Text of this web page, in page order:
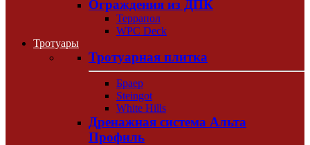
Ограждения из ДПК
Террапол
WPC Deck
Тротуары
Тротуарная плитка
Браер
Steingot
White Hills
Дренажная система Альта
Профиль